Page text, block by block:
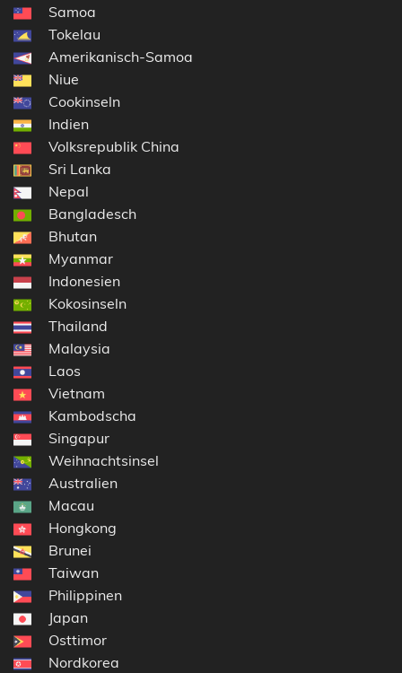
Samoa
Tokelau
Amerikanisch-Samoa
Niue
Cookinseln
Indien
Volksrepublik China
Sri Lanka
Nepal
Bangladesch
Bhutan
Myanmar
Indonesien
Kokosinseln
Thailand
Malaysia
Laos
Vietnam
Kambodscha
Singapur
Weihnachtsinsel
Australien
Macau
Hongkong
Brunei
Taiwan
Philippinen
Japan
Osttimor
Nordkorea